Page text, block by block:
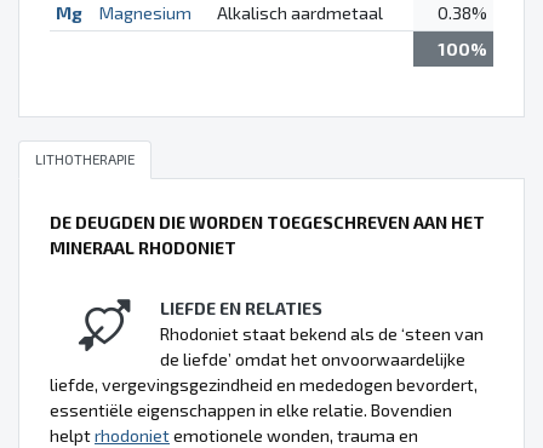
Mg
Magnesium Alkalisch aardmetaal
0.38%
100%
LITHOTHERAPIE
DE DEUGDEN DIE WORDEN TOEGESCHREVEN AAN HET
MINERAAL RHODONIET
LIEFDE EN RELATIES
Rhodoniet staat bekend als de ‘steen van
de liefde’ omdat het onvoorwaardelijke
liefde, vergevingsgezindheid en mededogen bevordert,
essentiële eigenschappen in elke relatie. Bovendien
helptrhodonietemotionele wonden, trauma en